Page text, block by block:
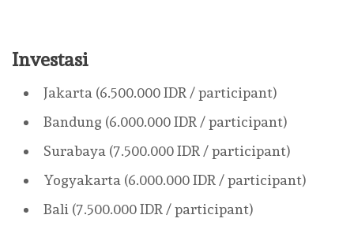
Investasi
Jakarta (6.500.000 IDR / participant)
Bandung (6.000.000 IDR / participant)
Surabaya (7.500.000 IDR / participant)
Yogyakarta (6.000.000 IDR / participant)
Bali (7.500.000 IDR / participant)